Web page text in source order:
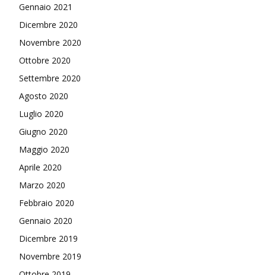
Gennaio 2021
Dicembre 2020
Novembre 2020
Ottobre 2020
Settembre 2020
Agosto 2020
Luglio 2020
Giugno 2020
Maggio 2020
Aprile 2020
Marzo 2020
Febbraio 2020
Gennaio 2020
Dicembre 2019
Novembre 2019